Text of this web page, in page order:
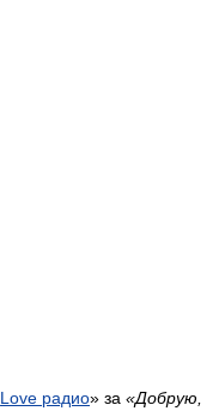
Love радио» за «Добрую,